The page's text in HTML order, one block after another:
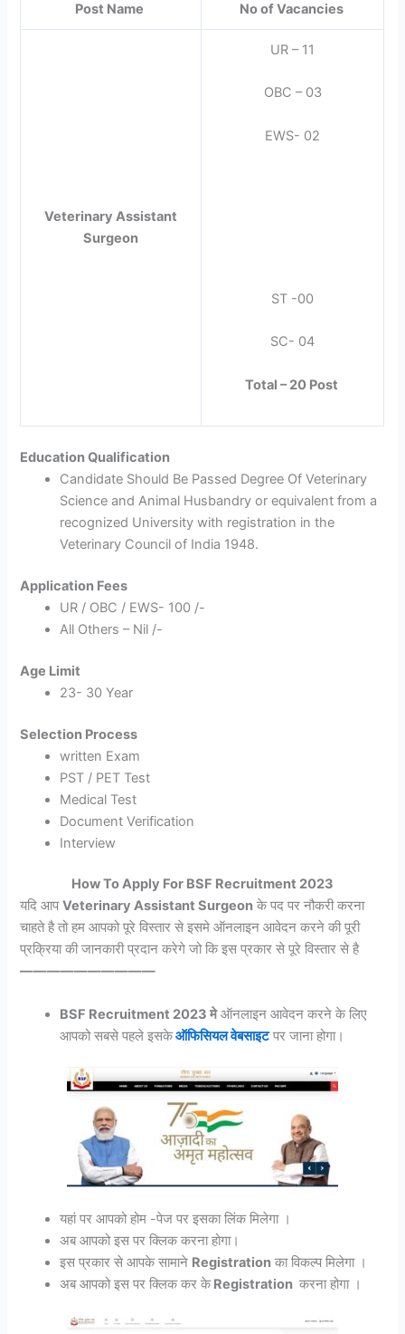
Post Name
No of Vacancies
Veterinary Assistant
Surgeon
UR – 11
OBC – 03
EWS- 02
ST -00
SC- 04
Total – 20 Post
Education Qualification
Candidate Should Be Passed Degree Of Veterinary
Science and Animal Husbandry or equivalent from a
recognized University with registration in the
Veterinary Council of India 1948.
Application Fees
UR / OBC / EWS- 100 /-
All Others – Nil /-
Age Limit
23- 30 Year
Selection Process
written Exam
PST / PET Test
Medical Test
Document Verification
Interview
How To Apply For BSF Recruitment 2023
यदि आपVeterinary Assistant Surgeon के पद पर नौकरी करना
चाहते है तो हम आपको पूरे विस्तार से इसमे ऑनलाइन आवेदन करने की पूरी
प्रक्रिया की जानकारी प्रदान करेगे जो कि इस प्रकार से पूरे विस्तार से है
——————————
BSF Recruitment 2023 मेऑनलाइन आवेदन करने के लिए
आपको सबसे पहले इसकेऑफिसियल वेबसाइटपर जाना होगा।
यहां पर आपको होम -पेज पर इसका लिंक मिलेगा ।
अब आपको इस पर क्लिक करना होगा।
इस प्रकार से आपके सामाने Registration का विकल्प मिलेगा ।
अब आपको इस पर क्लिक कर केRegistration करना होगा ।